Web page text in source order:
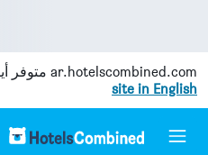
ar.hotelscombined.com متوفر
site in English